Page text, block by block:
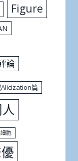
Figure
論
篇
胞